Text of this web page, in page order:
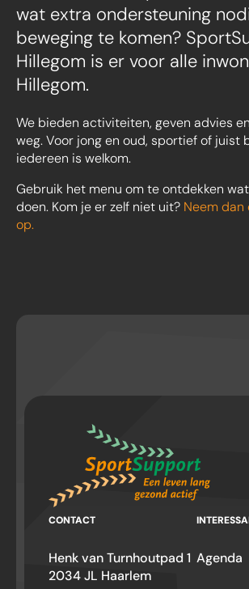
wat extra ondersteuning
beweging te komen?
Hillegom is er voor alle
Hillegom.
We bieden activiteiten, geven advies
weg. Voor jong en oud, sportief of juist
iedereen is welkom.
Gebruik het menu om te ontdekken
doen. Kom je er zelf niet uit? Neem
op.
CONTACT
Henk van Turnhoutpad 1
2034 JL Haarlem
Agenda